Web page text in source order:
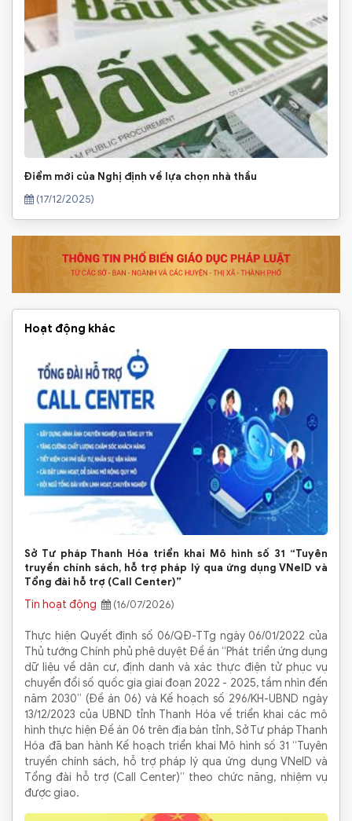
Điểm mới của Nghị định về lựa chọn nhà thầu
(17/12/2025)
Hoạt động khác
Sở Tư pháp Thanh Hóa triển khai Mô hình số 31 “Tuyên
truyền chính sách, hỗ trợ pháp lý qua ứng dụng VNeID và
Tổng đài hỗ trợ (Call Center)”
Tin hoạt động
(16/07/2026)
Thực hiện Quyết định số 06/QĐ-TTg ngày 06/01/2022 của
Thủ tướng Chính phủ phê duyệt Đề án “Phát triển ứng dụng
dữ liệu về dân cư, định danh và xác thực điện tử phục vụ
chuyển đổi số quốc gia giai đoạn 2022 - 2025, tầm nhìn đến
năm 2030” (Đề án 06) và Kế hoạch số 296/KH-UBND ngày
13/12/2023 của UBND tỉnh Thanh Hóa về triển khai các mô
hình thực hiện Đề án 06 trên địa bàn tỉnh, Sở Tư pháp Thanh
Hóa đã ban hành Kế hoạch triển khai Mô hình số 31 “Tuyên
truyền chính sách, hỗ trợ pháp lý qua ứng dụng VNeID và
Tổng đài hỗ trợ (Call Center)” theo chức năng, nhiệm vụ
được giao.